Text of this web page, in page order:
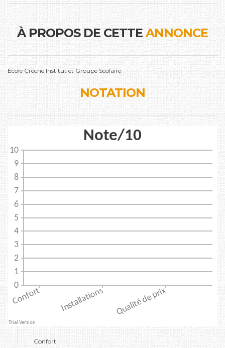
À PROPOS DE CETTEANNONCE
École Crèche Institut et Groupe Scolaire
NOTATION
Confort